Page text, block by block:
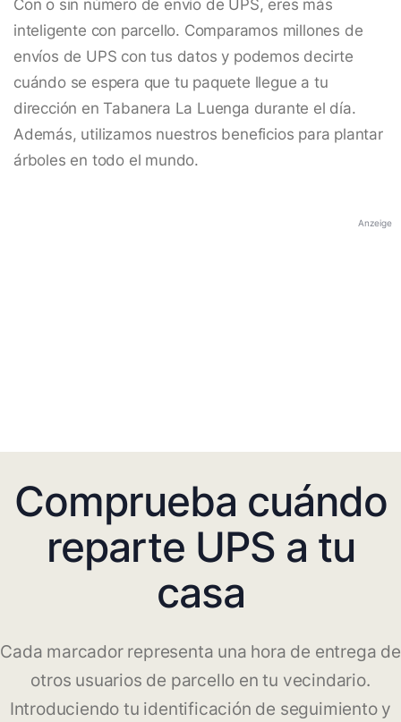
Con o sin número de envío de UPS, eres más
inteligente con parcello. Comparamos millones de
envíos de UPS con tus datos y podemos decirte
cuándo se espera que tu paquete llegue a tu
dirección en Tabanera La Luenga durante el día.
Además, utilizamos nuestros beneficios para plantar
árboles en todo el mundo.
Anzeige
Comprueba cuándo
reparte UPS a tu
casa
Cada marcador representa una hora de entrega de
otros usuarios de parcello en tu vecindario.
Introduciendo tu identificación de seguimiento y